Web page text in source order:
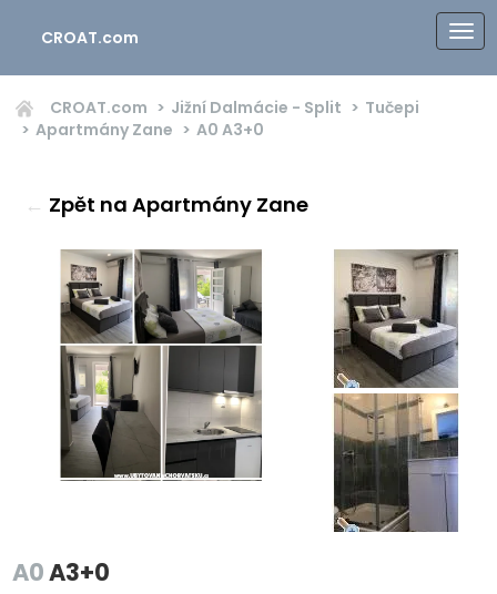
CROAT.com
CROAT.com Jižní Dalmácie - Split
Tučepi
Apartmány Zane
A0 A3+0
← Zpět na Apartmány Zane
A0A3+0